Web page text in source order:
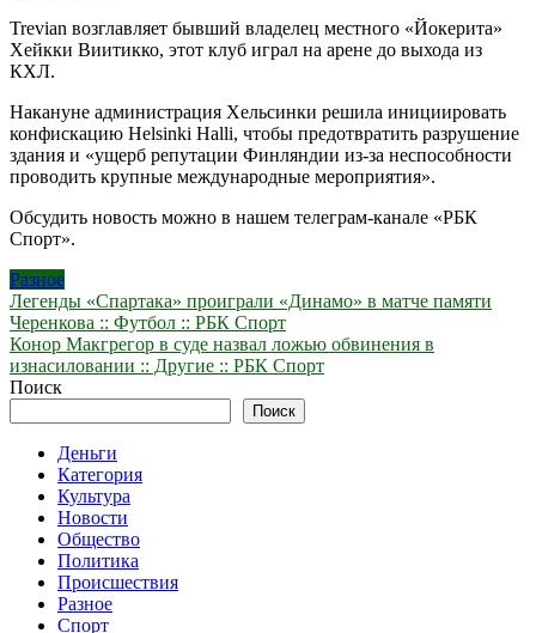
Trevian возглавляет бывший владелец местного «Йокерита»
Хейкки Виитикко, этот клуб играл на арене до выхода из
КХЛ.
Накануне администрация Хельсинки решила инициировать
конфискацию Helsinki Halli, чтобы предотвратить разрушение
здания и «ущерб репутации Финляндии из-за неспособности
проводить крупные международные мероприятия».
Обсудить новость можно в нашем телеграм-канале «РБК
Спорт».
Разное
Навигация
по
записям
Легенды «Спартака» проиграли «Динамо» в матче памяти
Черенкова :: Футбол :: РБК Спорт
Конор Макгрегор в суде назвал ложью обвинения в
изнасиловании :: Другие :: РБК Спорт
Поиск
Поиск
Деньги
Категория
Культура
Новости
Общество
Политика
Происшествия
Разное
Спорт